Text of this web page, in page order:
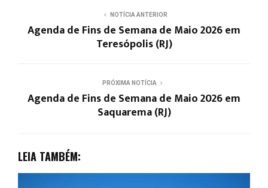
NOTÍCIA ANTERIOR
Agenda de Fins de Semana de Maio 2026 em
Teresópolis (RJ)
PRÓXIMA NOTÍCIA
Agenda de Fins de Semana de Maio 2026 em
Saquarema (RJ)
LEIA TAMBÉM: